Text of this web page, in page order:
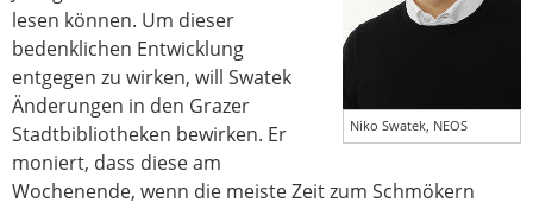
Niko Swatek, NEOS
lesen können. Um dieser
bedenklichen Entwicklung
entgegen zu wirken, will Swatek
Änderungen in den Grazer
Stadtbibliotheken bewirken. Er
moniert, dass diese am
Wochenende, wenn die meiste Zeit zum Schmökern